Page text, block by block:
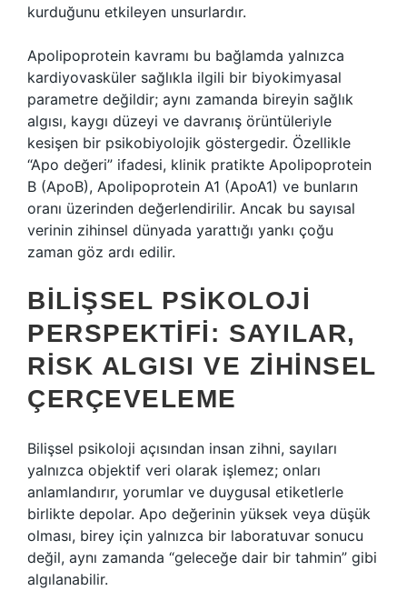
kurduğunu etkileyen unsurlardır.
Apolipoprotein kavramı bu bağlamda yalnızca
kardiyovasküler sağlıkla ilgili bir biyokimyasal
parametre değildir; aynı zamanda bireyin sağlık
algısı, kaygı düzeyi ve davranış örüntüleriyle
kesişen bir psikobiyolojik göstergedir. Özellikle
“Apo değeri” ifadesi, klinik pratikte Apolipoprotein
B (ApoB), Apolipoprotein A1 (ApoA1) ve bunların
oranı üzerinden değerlendirilir. Ancak bu sayısal
verinin zihinsel dünyada yarattığı yankı çoğu
zaman göz ardı edilir.
BILIŞSEL PSIKOLOJI
PERSPEKTIFI: SAYILAR,
RISK ALGISI VE ZIHINSEL
ÇERÇEVELEME
Bilişsel psikoloji açısından insan zihni, sayıları
yalnızca objektif veri olarak işlemez; onları
anlamlandırır, yorumlar ve duygusal etiketlerle
birlikte depolar. Apo değerinin yüksek veya düşük
olması, birey için yalnızca bir laboratuvar sonucu
değil, aynı zamanda “geleceğe dair bir tahmin” gibi
algılanabilir.